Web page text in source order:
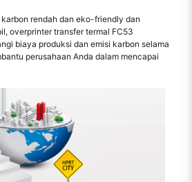
rendah dan eko-friendly dan
overprinter transfer termal FC53
biaya produksi dan emisi karbon selama
perusahaan Anda dalam mencapai